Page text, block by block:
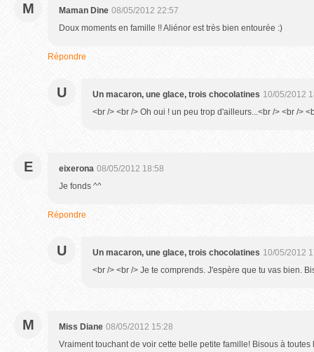
M Maman Dine 08/05/2012 22:57
Doux moments en famille !! Aliénor est très bien entourée :)
Répondre
U Un macaron, une glace, trois chocolatines 10/05/2012
<br /> <br /> Oh oui ! un peu trop d'ailleurs...<br /> <br />
E eixerona 08/05/2012 18:58
Je fonds ^^
Répondre
U Un macaron, une glace, trois chocolatines 10/05/2012
<br /> <br /> Je te comprends. J'espère que tu vas bien.
M Miss Diane 08/05/2012 15:28
Vraiment touchant de voir cette belle petite famille! Bisous à